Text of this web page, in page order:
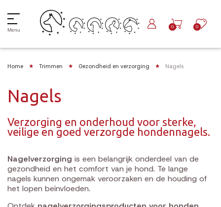
Menu
0 0
Home Trimmen Gezondheid en verzorging Nagels
Nagels
Verzorging en onderhoud voor sterke,
veilige en goed verzorgde hondennagels.
Nagelverzorging is een belangrijk onderdeel van de
gezondheid en het comfort van je hond. Te lange
nagels kunnen ongemak veroorzaken en de houding of
het lopen beïnvloeden.